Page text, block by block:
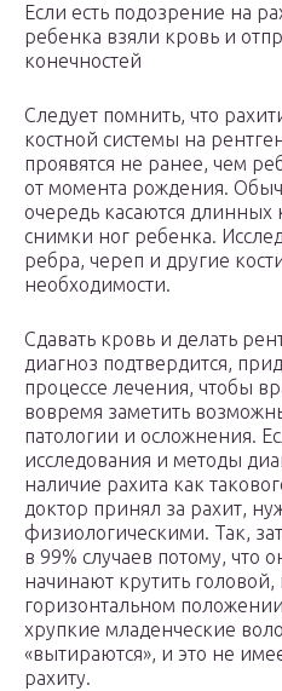
Если есть подозрение на
ребенка взяли кровь и
конечностей
Следует помнить, что
костной системы на
проявятся не ранее, чем
от момента рождения.
очередь касаются длинных
снимки ног ребенка.
ребра, череп и другие
необходимости.
Сдавать кровь и делать
диагноз подтвердится,
процессе лечения, чтобы
вовремя заметить
патологии и осложнения.
исследования и методы
наличие рахита как
доктор принял за рахит,
физиологическими. Так,
в 99% случаев потому, что
начинают крутить головой,
горизонтальном
хрупкие младенческие
«вытираются», и это не
рахиту.